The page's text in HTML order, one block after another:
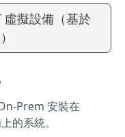
虛擬設備（基於
Prem 安裝在
的系統。